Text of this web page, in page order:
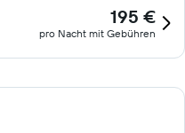
195 €
pro Nacht mit Gebühren